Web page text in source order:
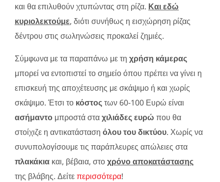
και θα επιλυθούν χτυπώντας στη ρίζα. Και εδώ
κυριολεκτούμε, διότι συνήθως η εισχώρηση ρίζας
δέντρου στις σωληνώσεις προκαλεί ζημιές.
Σύμφωνα με τα παραπάνω με τη χρήση κάμερας
μπορεί να εντοπιστεί το σημείο όπου πρέπει να γίνει η
επισκευή της αποχέτευσης με σκάψιμο ή και χωρίς
σκάψιμο. Έτσι το κόστοςτων 60-100 Ευρώ είναι
ασήμαντο μπροστά σταχιλιάδες ευρώ που θα
στοίχιζε η αντικατάσταση όλου του δικτύου. Χωρίς να
συνυπολογίσουμε τις παράπλευρες απώλειες στα
πλακάκια και, βέβαια, στοχρόνο αποκατάστασης
της βλάβης. Δείτεπερισσότερα!